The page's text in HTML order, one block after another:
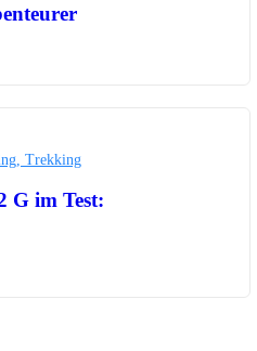
Trekking
G im Test: